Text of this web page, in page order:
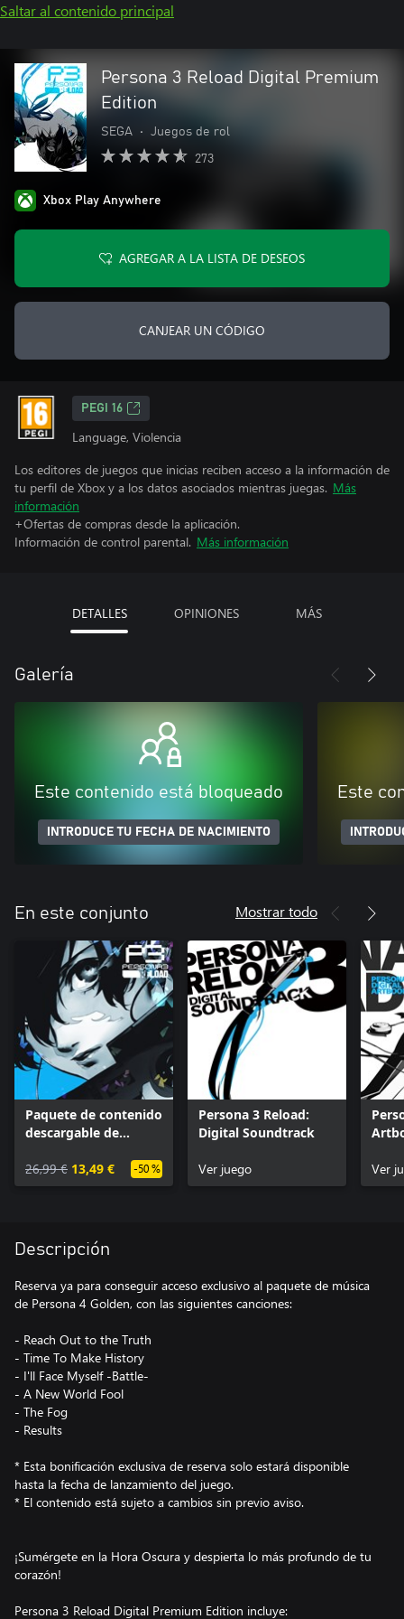
Saltar al contenido principal
Persona 3 Reload Digital Premium
Edition
SEGA • Juegos de rol
273
Xbox Play Anywhere
AGREGAR A LA LISTA DE DESEOS
CANJEAR UN CÓDIGO
PEGI 16
Language, Violencia
Los editores de juegos que inicias reciben acceso a la información de
tu perfil de Xbox y a los datos asociados mientras juegas. Más
información
+Ofertas de compras desde la aplicación.
Información de control parental. Más información
DETALLES OPINIONES MÁS
Galería
Este contenido está bloqueado
INTRODUCE TU FECHA DE NACIMIENTO
Este
En este conjunto Mostrar todo
Paquete de contenido
descargable de
26,99 € 13,49 € -50 %
Persona 3 Reload:
Digital Soundtrack
Ver juego Ver
Descripción
Reserva ya para conseguir acceso exclusivo al paquete de música
de Persona 4 Golden, con las siguientes canciones:
- Reach Out to the Truth
- Time To Make History
- I'll Face Myself -Battle-
- A New World Fool
- The Fog
- Results
* Esta bonificación exclusiva de reserva solo estará disponible
hasta la fecha de lanzamiento del juego.
* El contenido está sujeto a cambios sin previo aviso.
¡Sumérgete en la Hora Oscura y despierta lo más profundo de tu
corazón!
Persona 3 Reload Digital Premium Edition incluye: